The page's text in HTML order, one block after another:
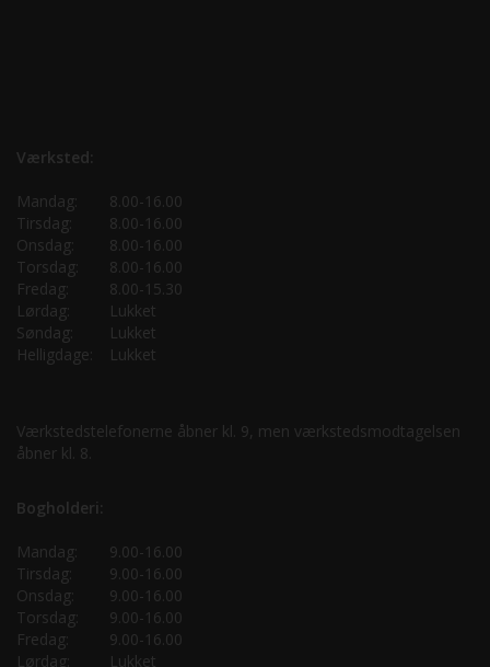
Værksted:
Mandag:
8.00-16.00
Tirsdag:
8.00-16.00
Onsdag:
8.00-16.00
Torsdag:
8.00-16.00
Fredag:
8.00-15.30
Lørdag:
Lukket
Søndag:
Lukket
Helligdage:
Lukket
Værkstedstelefonerne åbner kl. 9, men værkstedsmodtagelsen
åbner kl. 8.
Bogholderi:
Mandag:
9.00-16.00
Tirsdag:
9.00-16.00
Onsdag:
9.00-16.00
Torsdag:
9.00-16.00
Fredag:
9.00-16.00
Lørdag:
Lukket